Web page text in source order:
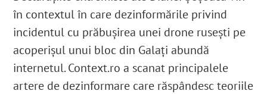
în contextul în care dezinformările privind
incidentul cu prăbușirea unei drone rusești pe
acoperișul unui bloc din Galați abundă
internetul.Context.ro a scanat principalele
artere de dezinformare care răspândesc teoriile